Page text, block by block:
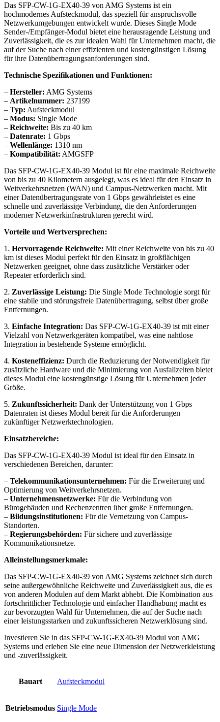
Das SFP-CW-1G-EX40-39 von AMG Systems ist ein
hochmodernes Aufsteckmodul, das speziell für anspruchsvolle
Netzwerkumgebungen entwickelt wurde. Dieses Single Mode
Sender-/Empfänger-Modul bietet eine herausragende Leistung und
Zuverlässigkeit, die es zur idealen Wahl für Unternehmen macht, die
auf der Suche nach einer effizienten und kostengünstigen Lösung
für ihre Datenübertragungsanforderungen sind.
Technische Spezifikationen und Funktionen:
– Hersteller: AMG Systems
– Artikelnummer: 237199
– Typ: Aufsteckmodul
– Modus: Single Mode
– Reichweite: Bis zu 40 km
– Datenrate: 1 Gbps
– Wellenlänge: 1310 nm
– Kompatibilität: AMGSFP
Das SFP-CW-1G-EX40-39 Modul ist für eine maximale Reichweite
von bis zu 40 Kilometern ausgelegt, was es ideal für den Einsatz in
Weitverkehrsnetzen (WAN) und Campus-Netzwerken macht. Mit
einer Datenübertragungsrate von 1 Gbps gewährleistet es eine
schnelle und zuverlässige Verbindung, die den Anforderungen
moderner Netzwerkinfrastrukturen gerecht wird.
Vorteile und Wertversprechen:
1. Hervorragende Reichweite: Mit einer Reichweite von bis zu 40
km ist dieses Modul perfekt für den Einsatz in großflächigen
Netzwerken geeignet, ohne dass zusätzliche Verstärker oder
Repeater erforderlich sind.
2. Zuverlässige Leistung: Die Single Mode Technologie sorgt für
eine stabile und störungsfreie Datenübertragung, selbst über große
Entfernungen.
3. Einfache Integration: Das SFP-CW-1G-EX40-39 ist mit einer
Vielzahl von Netzwerkgeräten kompatibel, was eine nahtlose
Integration in bestehende Systeme ermöglicht.
4. Kosteneffizienz: Durch die Reduzierung der Notwendigkeit für
zusätzliche Hardware und die Minimierung von Ausfallzeiten bietet
dieses Modul eine kostengünstige Lösung für Unternehmen jeder
Größe.
5. Zukunftssicherheit: Dank der Unterstützung von 1 Gbps
Datenraten ist dieses Modul bereit für die Anforderungen
zukünftiger Netzwerktechnologien.
Einsatzbereiche:
Das SFP-CW-1G-EX40-39 Modul ist ideal für den Einsatz in
verschiedenen Bereichen, darunter:
– Telekommunikationsunternehmen: Für die Erweiterung und
Optimierung von Weitverkehrsnetzen.
– Unternehmensnetzwerke: Für die Verbindung von
Bürogebäuden und Rechenzentren über große Entfernungen.
– Bildungsinstitutionen: Für die Vernetzung von Campus-
Standorten.
– Regierungsbehörden: Für sichere und zuverlässige
Kommunikationsnetze.
Alleinstellungsmerkmale:
Das SFP-CW-1G-EX40-39 von AMG Systems zeichnet sich durch
seine außergewöhnliche Reichweite und Zuverlässigkeit aus, die es
von anderen Modulen auf dem Markt abhebt. Die Kombination aus
fortschrittlicher Technologie und einfacher Handhabung macht es
zur bevorzugten Wahl für Unternehmen, die auf der Suche nach
einer leistungsstarken und zukunftssicheren Netzwerklösung sind.
Investieren Sie in das SFP-CW-1G-EX40-39 Modul von AMG
Systems und erleben Sie eine neue Dimension der Netzwerkleistung
und -zuverlässigkeit.
Bauart Aufsteckmodul
Betriebsmodus Single Mode